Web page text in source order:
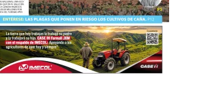
02
regiones del comportamiento general y
de las 10.000 primeras empresas en ventas
Colombia.